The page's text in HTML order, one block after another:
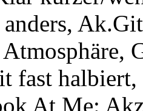
fast
At Me: